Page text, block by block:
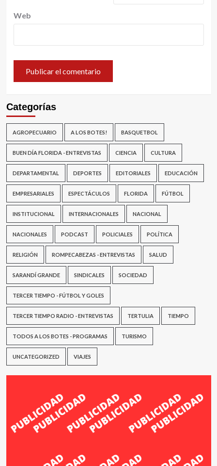
Web
Categorías
AGROPECUARIO A LOS BOTES! BASQUETBOL
BUEN DÍA FLORIDA - ENTREVISTAS CIENCIA CULTURA
DEPARTAMENTAL DEPORTES EDITORIALES EDUCACIÓN
EMPRESARIALES ESPECTÁCULOS FLORIDA FÚTBOL
INSTITUCIONAL INTERNACIONALES NACIONAL
NACIONALES PODCAST POLICIALES POLÍTICA
RELIGIÓN ROMPECABEZAS - ENTREVISTAS SALUD
SARANDÍ GRANDE SINDICALES SOCIEDAD
TERCER TIEMPO - FÚTBOL Y GOLES
TERCER TIEMPO RADIO - ENTREVISTAS TERTULIA TIEMPO
TODOS A LOS BOTES - PROGRAMAS TURISMO
UNCATEGORIZED VIAJES